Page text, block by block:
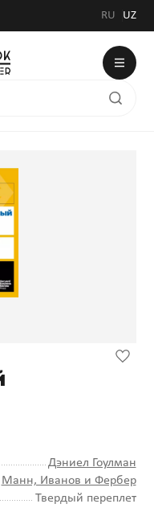
RU UZ
Дэниел Гоулман
Манн, Иванов и Фербер
Твердый переплет